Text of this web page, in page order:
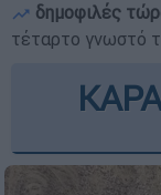
δημοφιλές
τέταρτο γνωστό